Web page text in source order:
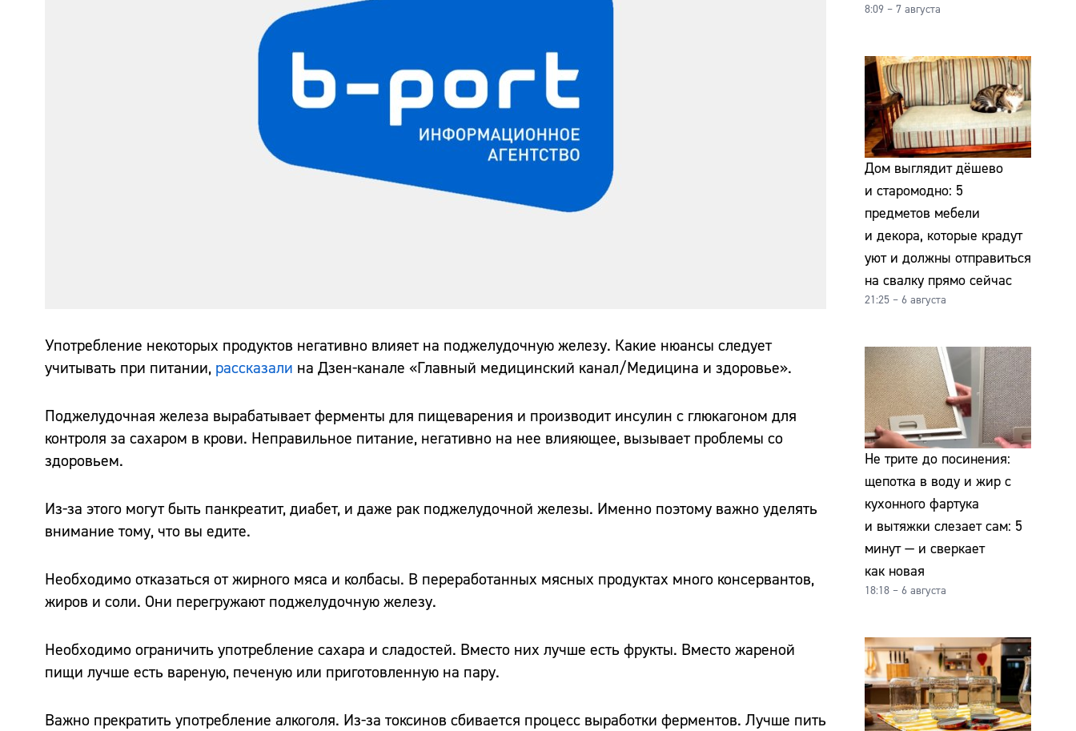
Употребление некоторых продуктов негативно влияет на поджелудочную железу. Какие нюансы следует
учитывать при питании, рассказали на Дзен-канале «Главный медицинский канал/Медицина и здоровье».
Поджелудочная железа вырабатывает ферменты для пищеварения и производит инсулин с глюкагоном для
контроля за сахаром в крови. Неправильное питание, негативно на нее влияющее, вызывает проблемы со
здоровьем.
Из-за этого могут быть панкреатит, диабет, и даже рак поджелудочной железы. Именно поэтому важно уделять
внимание тому, что вы едите.
Необходимо отказаться от жирного мяса и колбасы. В переработанных мясных продуктах много консервантов,
жиров и соли. Они перегружают поджелудочную железу.
Необходимо ограничить употребление сахара и сладостей. Вместо них лучше есть фрукты. Вместо жареной
пищи лучше есть вареную, печеную или приготовленную на пару.
Важно прекратить употребление алкоголя. Из-за токсинов сбивается процесс выработки ферментов. Лучше пить
8:09 – 7 августа
Дом выглядит дёшево
и старомодно: 5
предметов мебели
и декора, которые крадут
уют и должны отправиться
на свалку прямо сейчас
21:25 – 6 августа
Не трите до посинения:
щепотка в воду и жир с
кухонного фартука
и вытяжки слезает сам: 5
минут — и сверкает
как новая
18:18 – 6 августа